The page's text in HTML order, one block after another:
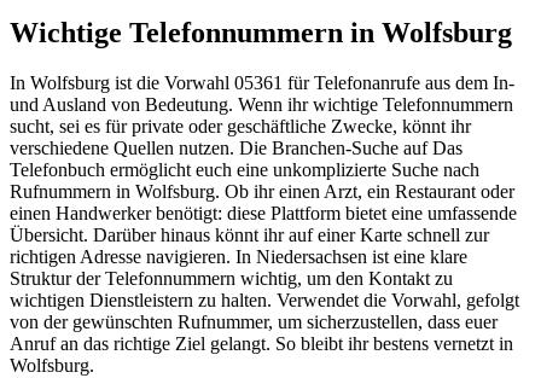
Wichtige Telefonnummern in Wolfsburg
In Wolfsburg ist die Vorwahl 05361 für Telefonanrufe aus dem In-
und Ausland von Bedeutung. Wenn ihr wichtige Telefonnummern
sucht, sei es für private oder geschäftliche Zwecke, könnt ihr
verschiedene Quellen nutzen. Die Branchen-Suche auf Das
Telefonbuch ermöglicht euch eine unkomplizierte Suche nach
Rufnummern in Wolfsburg. Ob ihr einen Arzt, ein Restaurant oder
einen Handwerker benötigt: diese Plattform bietet eine umfassende
Übersicht. Darüber hinaus könnt ihr auf einer Karte schnell zur
richtigen Adresse navigieren. In Niedersachsen ist eine klare
Struktur der Telefonnummern wichtig, um den Kontakt zu
wichtigen Dienstleistern zu halten. Verwendet die Vorwahl, gefolgt
von der gewünschten Rufnummer, um sicherzustellen, dass euer
Anruf an das richtige Ziel gelangt. So bleibt ihr bestens vernetzt in
Wolfsburg.